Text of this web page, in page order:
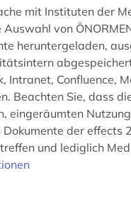
asienwissenschaften (4)
astronomie (4)
astrophysik (3)
atomphysik (1)
mit Instituten der
von
heruntergeladen,
Intranet, Confluence,
hier
eingeräumten
der effects
und lediglich